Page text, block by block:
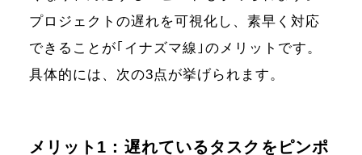
プロジェクトの遅れを可視化し、素早く対応
できることが｢イナズマ線｣のメリットです。
具体的には、次の3点が挙げられます。
メリット1：遅れているタスクをピンポ